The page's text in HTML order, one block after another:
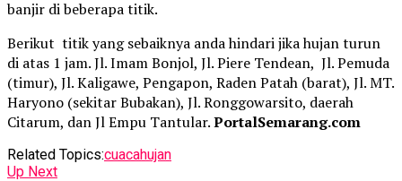
banjir di beberapa titik.
Berikut titik yang sebaiknya anda hindari jika hujan turun
di atas 1 jam. Jl. Imam Bonjol, Jl. Piere Tendean, Jl. Pemuda
(timur), Jl. Kaligawe, Pengapon, Raden Patah (barat), Jl. MT.
Haryono (sekitar Bubakan), Jl. Ronggowarsito, daerah
Citarum, dan Jl Empu Tantular.PortalSemarang.com
Related Topics:cuacahujan
Up Next